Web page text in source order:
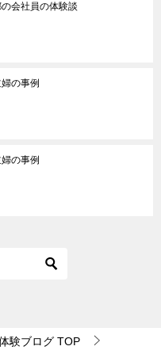
会社員の体験談
の事例
の事例
験ブログ TOP